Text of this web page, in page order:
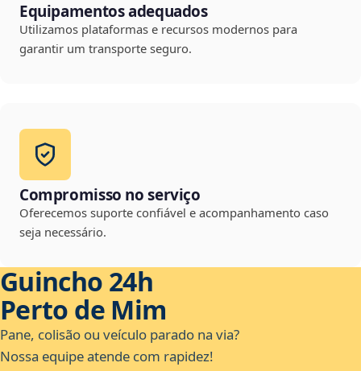
Equipamentos adequados
Utilizamos plataformas e recursos modernos para
garantir um transporte seguro.
Compromisso no serviço
Oferecemos suporte confiável e acompanhamento caso
seja necessário.
Guincho 24h
Perto de Mim
Pane, colisão ou veículo parado na via?
Nossa equipe atende com rapidez!